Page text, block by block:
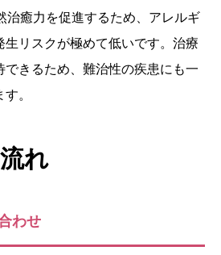
治癒力を促進するため、アレルギ
生リスクが極めて低いです。治療
できるため、難治性の疾患にも一
。
れ
わせ